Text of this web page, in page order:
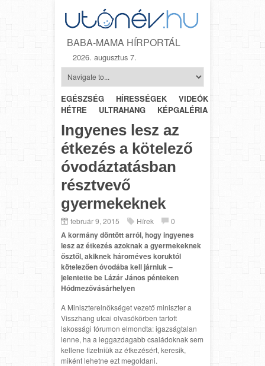
BABA-MAMA HÍRPORTÁL
2026. augusztus 7.
EGÉSZSÉG HÍRESSÉGEK VIDEÓK
HÉTRŐL-
HÉTRE
ULTRAHANG KÉPGALÉRIA
Ingyenes lesz az
étkezés a kötelező
óvodáztatásban
résztvevő
gyermekeknek
február 9, 2015 Hírek 0
A kormány döntött arról, hogy ingyenes
lesz az étkezés azoknak a gyermekeknek
ősztől, akiknek hároméves koruktól
kötelezően óvodába kell járniuk –
jelentette be Lázár János pénteken
Hódmezővásárhelyen
A Miniszterelnökséget vezető miniszter a
Visszhang utcai olvasókörben tartott
lakossági fórumon elmondta: igazságtalan
lenne, ha a leggazdagabb családoknak sem
kellene fizetniük az étkezésért, keresik,
miként lehetne ezt megoldani.